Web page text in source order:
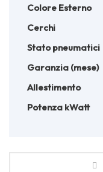
Colore Esterno
Cerchi
Stato pneumatici
Garanzia (mese)
Allestimento
Potenza kWatt